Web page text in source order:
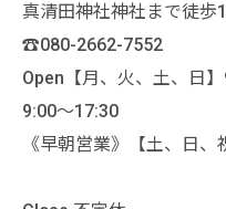
真清田神社神社まで徒歩
☎️080-2662-7552
Open【月、火、土、日
9:00〜17:30
《早朝営業》【土、日